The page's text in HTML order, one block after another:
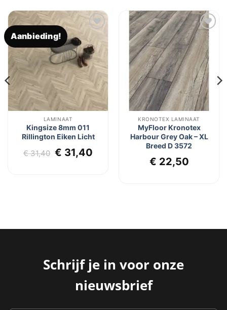
Aanbieding!
Toevoegen
aan
verlanglijst
LAMINAAT
Kingsize 8mm 011
Rillington Eiken Licht
€31,40 Oorspronkelijke
prijs
€ 31,40Huidige
Toevoegen
aan
verlanglijst
KRONOTEX LAMINAAT
MyFloor Kronotex
Harbour Grey Oak – XL
Breed D 3572
€ 22,50
Schrijf je in voor onze
nieuwsbrief